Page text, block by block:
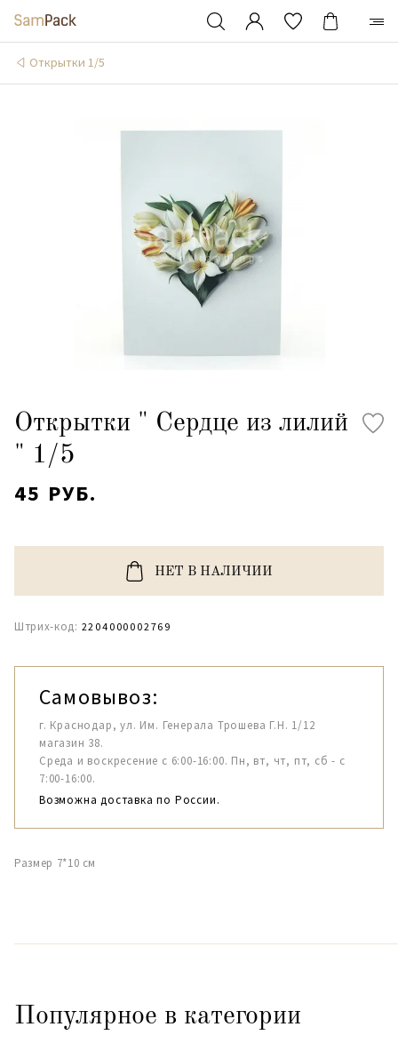
Открытки 1/5
Открытки " Сердце из лилий
" 1/5
45 РУБ.
НЕТ В НАЛИЧИИ
Штрих-код: 2204000002769
Самовывоз:
г. Краснодар, ул. Им. Генерала Трошева Г.Н. 1/12
магазин 38.
Среда и воскресение с 6:00-16:00. Пн, вт, чт, пт, сб - с
7:00-16:00.
Возможна доставка по России.
Размер 7*10 см
Популярное в категории